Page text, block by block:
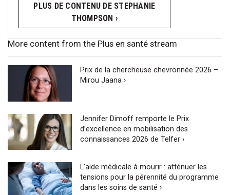
PLUS DE CONTENU DE STEPHANIE
THOMPSON ›
More content from the Plus en santé stream
Prix de la chercheuse chevronnée 2026 –
Mirou Jaana ›
Jennifer Dimoff remporte le Prix
d’excellence en mobilisation des
connaissances 2026 de Telfer ›
L’aide médicale à mourir : atténuer les
tensions pour la pérennité du programme
dans les soins de santé ›